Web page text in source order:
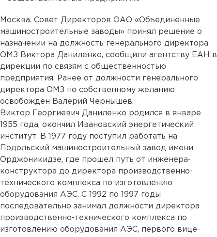
Москва. Совет Директоров ОАО «Объединенные
машиностроительные заводы» принял решение о
назначении на должность генерального директора
ОМЗ Виктора Даниленко, сообщили агентству ЕАН в
дирекции по связям с общественностью
предприятия. Ранее от должности генерального
директора ОМЗ по собственному желанию
освобожден Валерий Чернышев.
Виктор Георгиевич Даниленко родился в январе
1955 года, окончил Ивановский энергетический
институт. В 1977 году поступил работать на
Подольский машиностроительный завод имени
Орджоникидзе, где прошел путь от инженера-
конструктора до директора производственно-
технического комплекса по изготовлению
оборудования АЭС. С 1992 по 1997 годы
последовательно занимал должности директора
производственно-технического комплекса по
изготовлению оборудования АЭС, первого вице-